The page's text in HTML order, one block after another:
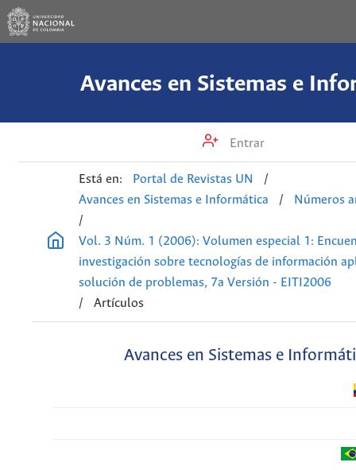
Avances en Sistemas e
Entrar
Está en: Portal de Revistas UN
/
Avances en Sistemas e Informática
/
Números
/
Vol. 3 Núm. 1 (2006): Volumen especial 1:
investigación sobre tecnologías de información
solución de problemas, 7a Versión - EITI2006
/
Artículos
Avances en Sistemas e